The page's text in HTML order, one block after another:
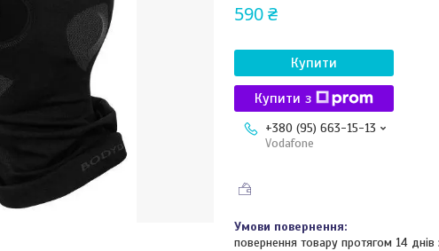
590 ₴
Купити
Купити з
+380 (95) 663-15-13
Vodafone
повернення товару протягом 14 днів